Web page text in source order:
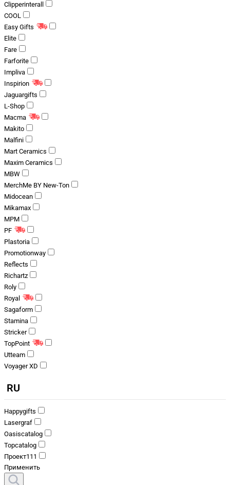
Clipperinterall
COOL
Easy Gifts
Elite
Fare
Farforite
Impliva
Inspirion
Jaguargifts
L-Shop
Macma
Makito
Malfini
Mart Ceramics
Maxim Ceramics
MBW
MerchMe BY New-Ton
Midocean
Mikamax
MPM
PF
Plastoria
Promotionway
Reflects
Richartz
Roly
Royal
Sagaform
Stamina
Stricker
TopPoint
Utteam
Voyager XD
RU
Happygifts
Lasergraf
Oasiscatalog
Topcatalog
Проект111
Применить